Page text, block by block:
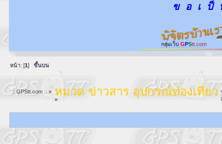
ข อ เ ป็
กลุ่มเว็บ GPStt.com
หน้า: [1]ขึ้นบน
:: GPStt.com :: » หมวด ข่าวสาร อุปกรณ์ท่องเที่ยว
»